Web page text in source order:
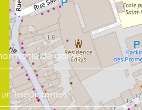
de garde
médicament